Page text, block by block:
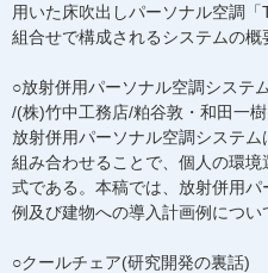
用いた床吹出しパーソナル空調
組合せで構成されるシステムの概
○放射併用パーソナル空調システム
/(株)竹中工務店/粕谷敦・和田一樹
放射併用パーソナル空調システ
組み合わせることで、個人の環
式である。本稿では、放射併用
例及び建物への導入計画例につい
○クールチェア(研究開発の裏話)